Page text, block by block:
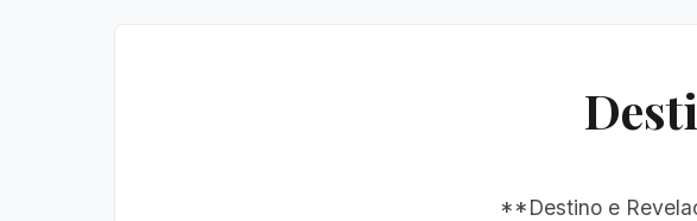
**Destino e